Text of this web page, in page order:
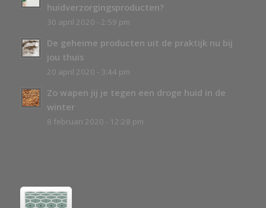
huidverzorgingsproducten?
30 april 2020 - 2:59 pm
De geheime producten uit de praktijk nu bij
jou thuis
20 april 2020 - 3:44 pm
Zo wapen jij je tegen een droge huid in de
winter
8 februari 2020 - 12:28 pm